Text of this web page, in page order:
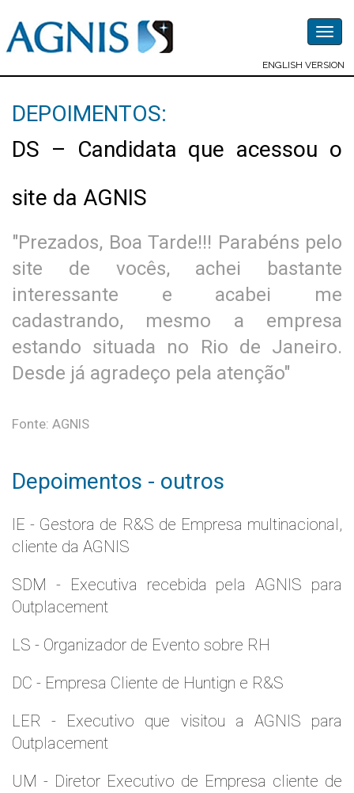
ENGLISH VERSION
DEPOIMENTOS:
DS – Candidata que acessou o
site da AGNIS
"Prezados, Boa Tarde!!! Parabéns pelo
site de vocês, achei bastante
interessante e acabei me
cadastrando, mesmo a empresa
estando situada no Rio de Janeiro.
Desde já agradeço pela atenção"
Fonte: AGNIS
Depoimentos - outros
IE - Gestora de R&S de Empresa multinacional,
cliente da AGNIS
SDM - Executiva recebida pela AGNIS para
Outplacement
LS - Organizador de Evento sobre RH
DC - Empresa Cliente de Huntign e R&S
LER - Executivo que visitou a AGNIS para
Outplacement
UM - Diretor Executivo de Empresa cliente de